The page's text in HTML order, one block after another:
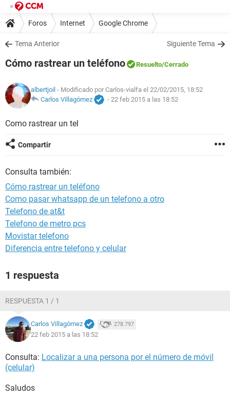
Foros Internet Google Chrome
Tema Anterior Siguiente Tema
Cómo rastrear un teléfono Resuelto/Cerrado
albertjoil - Modificado por Carlos-vialfa el 22/02/2015, 18:52
Carlos Villagómez
- 22 feb 2015 a las 18:52
Como rastrear un tel
Compartir
Consulta también:
Cómo rastrear un teléfono
Como pasar whatsapp de un telefono a otro
Telefono de at&t
Telefono de metro pcs
Movistar telefono
Diferencia entre telefono y celular
1 respuesta
RESPUESTA 1 / 1
Carlos Villagómez 278.797
22 feb 2015 a las 18:52
Consulta: Localizar a una persona por el número de móvil
(celular)
Saludos